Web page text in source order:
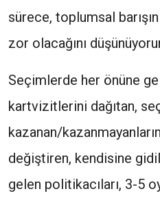
sürece, toplumsal
zor olacağını
Seçimlerde her önüne
kartvizitlerini dağıtan,
kazanan/
değiştiren, kendisine
gelen politikacıları, 3-5